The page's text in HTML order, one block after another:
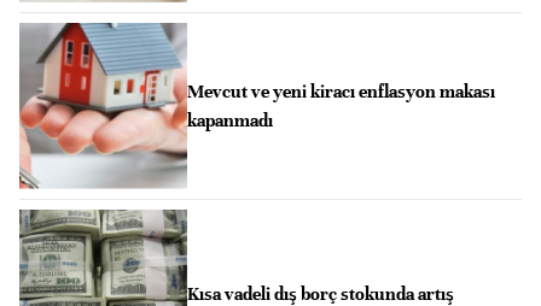
Mevcut ve yeni kiracı enflasyon makası
kapanmadı
Kısa vadeli dış borç stokunda artış